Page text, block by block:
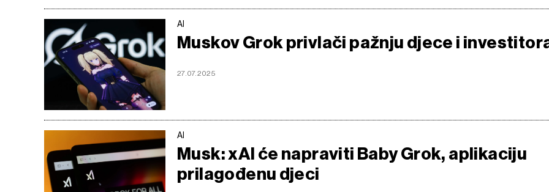
AI
Muskov Grok privlači pažnju djece i
27.07.2025
AI
Musk: xAI će napraviti Baby Grok, aplikaciju
prilagođenu djeci